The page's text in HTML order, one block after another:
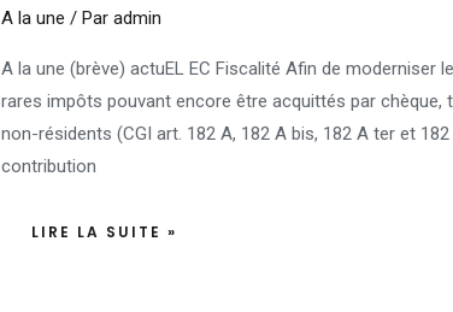
A la une / Paradmin
A la une (brève) actuEL EC Fiscalité Afin de moderniser
rares impôts pouvant encore être acquittés par chèque,
non-résidents (CGI art. 182 A, 182 A bis, 182 A ter et
contribution
LIRE LA SUITE »